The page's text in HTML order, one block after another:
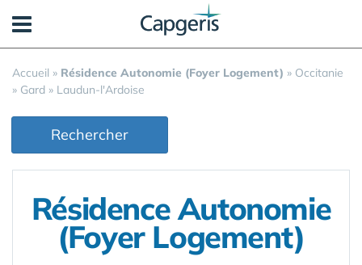
Accueil » Résidence Autonomie (Foyer Logement) » Occitanie
» Gard » Laudun-l'Ardoise
Rechercher
Résidence Autonomie
(Foyer Logement)